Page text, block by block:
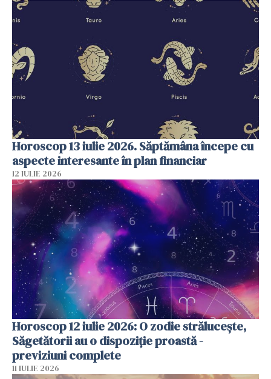
Horoscop 13 iulie 2026. Săptămâna începe cu
aspecte interesante în plan financiar
12 IULIE 2026
Horoscop 12 iulie 2026: O zodie strălucește,
Săgetătorii au o dispoziție proastă -
previziuni complete
11 IULIE 2026